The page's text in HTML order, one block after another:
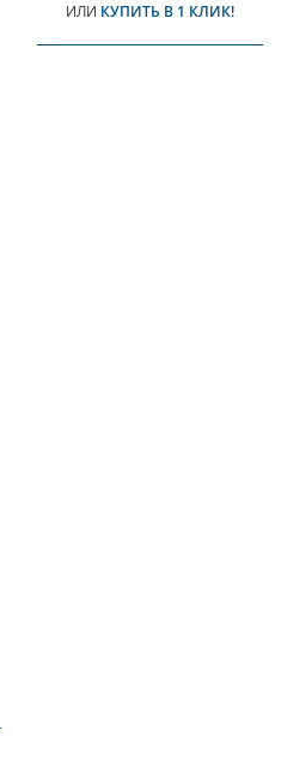
ИЛИ КУПИТЬ В 1 КЛИК!